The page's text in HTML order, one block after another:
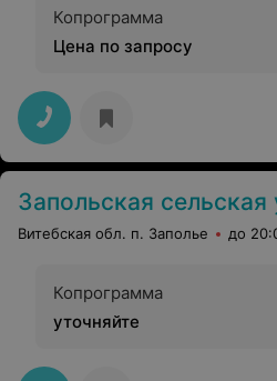
Копрограмма
Цена по запросу
Запольская сельская
Витебская обл. п. Заполье до
Копрограмма
уточняйте